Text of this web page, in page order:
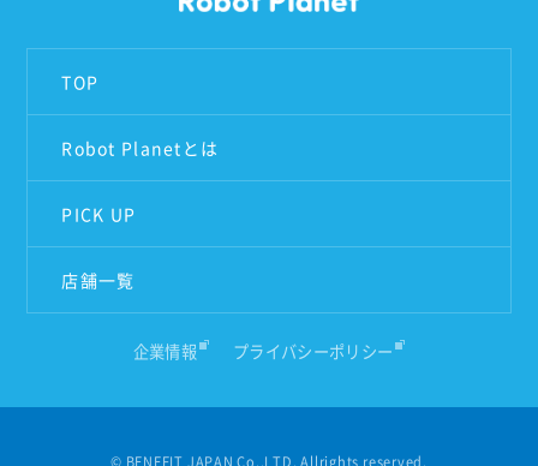
TOP
Robot Planetとは
PICK UP
店舗一覧
企業情報 プライバシーポリシー